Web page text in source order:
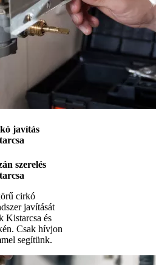
javítás
szerelés
cirkó
javítását
Kistarcsa és
Csak hívjon
segítünk.